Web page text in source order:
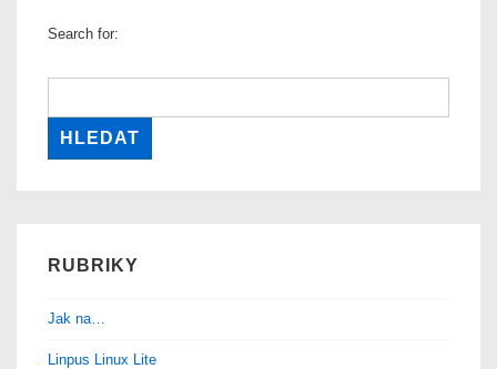
Search for:
RUBRIKY
Jak na…
Linpus Linux Lite